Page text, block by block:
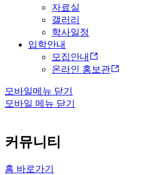
자료실
갤러리
학사일정
입학안내
모집안내
온라인 홍보관
모바일메뉴 닫기
모바일 메뉴 닫기
커뮤니티
홈 바로가기